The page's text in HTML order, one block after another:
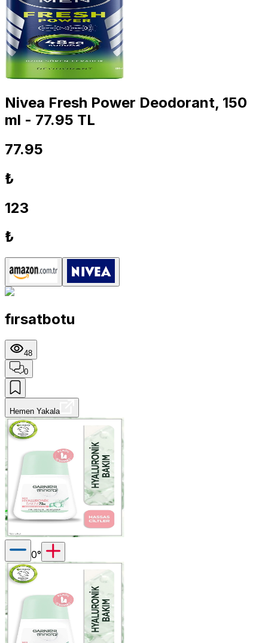
Nivea Fresh Power Deodorant, 150
ml - 77.95 TL
77.95
₺
123
₺
fırsatbotu
48
0
Hemen Yakala
0°